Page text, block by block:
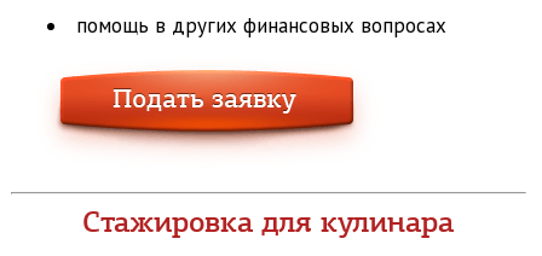
помощь в других финансовых вопросах
Стажировка для кулинара